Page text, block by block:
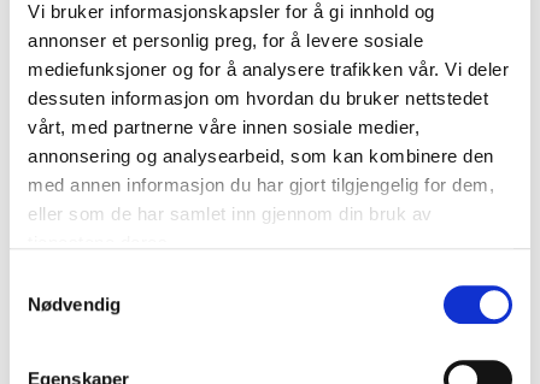
Vi bruker informasjonskapsler for å gi innhold og
annonser et personlig preg, for å levere sosiale
mediefunksjoner og for å analysere trafikken vår. Vi deler
dessuten informasjon om hvordan du bruker nettstedet
vårt, med partnerne våre innen sosiale medier,
annonsering og analysearbeid, som kan kombinere den
med annen informasjon du har gjort tilgjengelig for dem,
eller som de har samlet inn gjennom din bruk av
Nødvendig
Egenskaper
-20 %
47 NHL Foundation T-skjorte
Boston Bruins
Foundation Tee løfter klassisk design og premium kvalitet til et nytt
nivå. Laget av tung 100 % bomu...
Les mer.
FARGE
Størrelse